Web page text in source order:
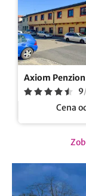
Axiom Penzion
9/
Cena